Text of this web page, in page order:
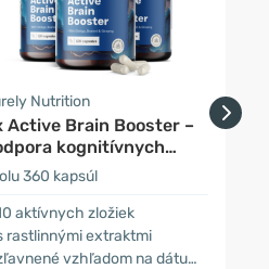
Nutrition
Active Brain Booster –
kognitívnych
360 kapsúl
aktívnych zložiek
rastlinnými extraktmi
vzhľadom na dátum spotreby